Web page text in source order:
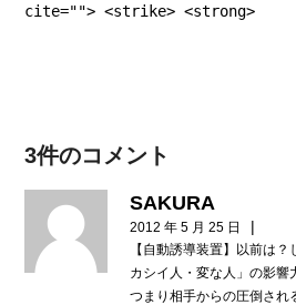
cite=""> <strike> <strong>
3件のコメント
SAKURA
2012 年 5 月 25 日 |
【自動誘導装置】以前は
カシイ人・変な人」の影響
つまり相手からの圧倒され